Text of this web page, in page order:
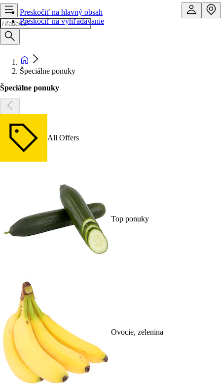
Preskočiť na hlavný obsah
Preskočiť na vyhľadávanie
Špeciálne ponuky
Špeciálne ponuky
All Offers
Top ponuky
Ovocie, zelenina